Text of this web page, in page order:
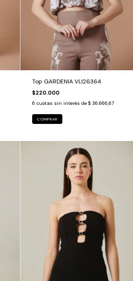
Top GARDENIA VLI26364
$220.000
6 cuotas sin interés de $ 36.666,67
COMPRAR